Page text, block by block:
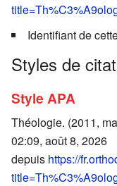
Identifiant de
Styles de
Style APA
Théologie. (2011,
02:09, août 8, 2026
depuis https://